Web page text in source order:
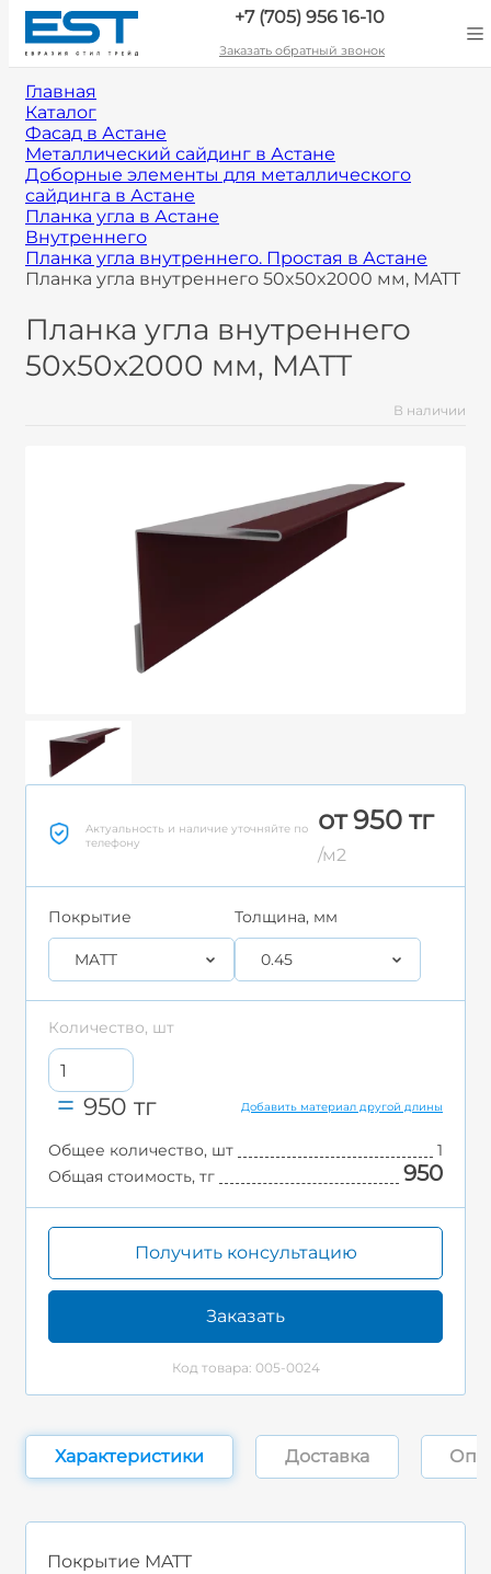
+7 (705) 956 16-10
Заказать обратный звонок
Главная
Каталог
Фасад в Астане
Металлический сайдинг в Астане
Доборные элементы для металлического
сайдинга в Астане
Планка угла в Астане
Внутреннего
Планка угла внутреннего. Простая в Астане
Планка угла внутреннего 50x50x2000 мм, MATT
Планка угла внутреннего
50x50x2000 мм, MATT
В наличии
Актуальность и наличие уточняйте по
телефону
от 950 тг
/м2
Покрытие
MATT
Толщина, мм
0.45
Количество, шт
950 тг Добавить материал другой длины
Общее количество, шт
1
Общая стоимость, тг
950
Получить консультацию
Заказать
Код товара: 005-0024
Характеристики Доставка
Покрытие MATT